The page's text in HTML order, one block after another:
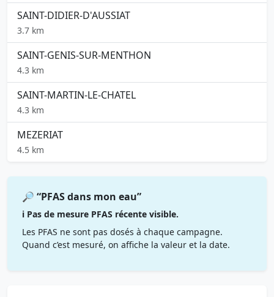
SAINT-DIDIER-D'AUSSIAT
3.7 km
SAINT-GENIS-SUR-MENTHON
4.3 km
SAINT-MARTIN-LE-CHATEL
4.3 km
MEZERIAT
4.5 km
🔎 “PFAS dans mon eau”
ℹ️ Pas de mesure PFAS récente visible.
Les PFAS ne sont pas dosés à chaque campagne.
Quand c’est mesuré, on affiche la valeur et la date.